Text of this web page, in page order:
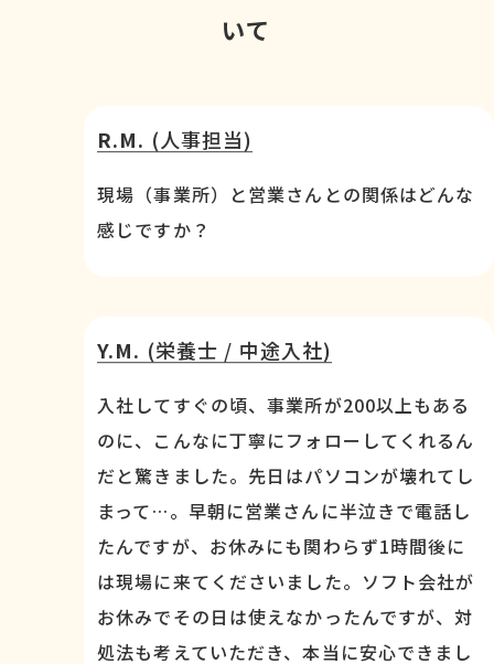
いて
R.M. (人事担当)
現場（事業所）と営業さんとの関係はどんな
感じですか？
Y.M. (栄養士 / 中途入社)
入社してすぐの頃、事業所が200以上もある
のに、こんなに丁寧にフォローしてくれるん
だと驚きました。先日はパソコンが壊れてし
まって…。早朝に営業さんに半泣きで電話し
たんですが、お休みにも関わらず1時間後に
は現場に来てくださいました。ソフト会社が
お休みでその日は使えなかったんですが、対
処法も考えていただき、本当に安心できまし